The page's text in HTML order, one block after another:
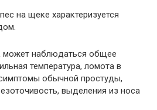
на щеке характеризуется
может наблюдаться общее
температура, ломота в
обычной простуды,
выделения из носа